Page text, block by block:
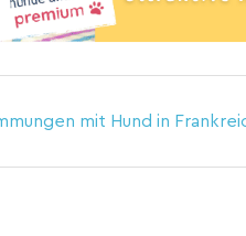
mit Hund in